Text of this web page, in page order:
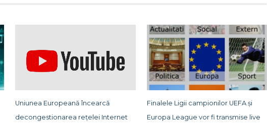
Uniunea Europeană încearcă
decongestionarea rețelei Internet
Finalele Ligii campionilor UEFA și
Europa League vor fi transmise live